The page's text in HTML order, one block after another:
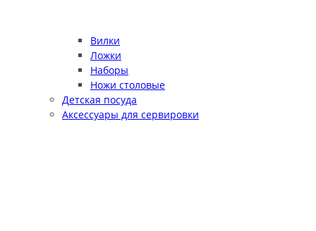
Вилки
Ложки
Наборы
Ножи столовые
Детская посуда
Аксессуары для сервировки